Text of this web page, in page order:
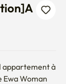
appartement à
Ewa Woman